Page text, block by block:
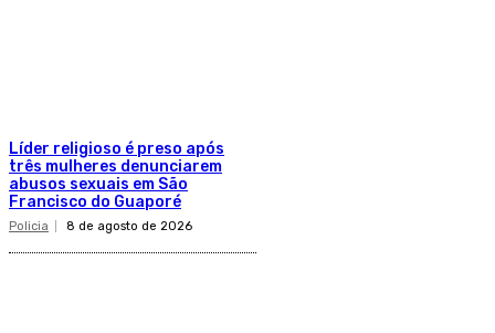
Líder religioso é preso após
três mulheres denunciarem
abusos sexuais em São
Francisco do Guaporé
Policia 8 de agosto de 2026